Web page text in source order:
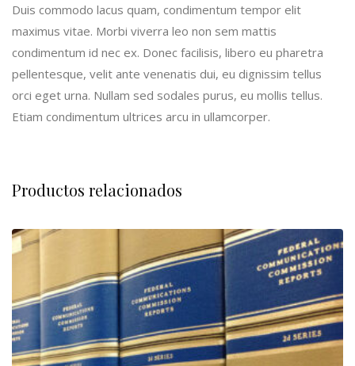
Duis commodo lacus quam, condimentum tempor elit
maximus vitae. Morbi viverra leo non sem mattis
condimentum id nec ex. Donec facilisis, libero eu pharetra
pellentesque, velit ante venenatis dui, eu dignissim tellus
orci eget urna. Nullam sed sodales purus, eu mollis tellus.
Etiam condimentum ultrices arcu in ullamcorper.
Productos relacionados